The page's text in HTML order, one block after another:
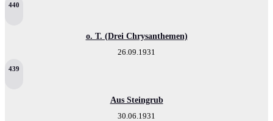
440
o. T. (Drei Chrysanthemen)
26.09.1931
439
Aus Steingrub
30.06.1931